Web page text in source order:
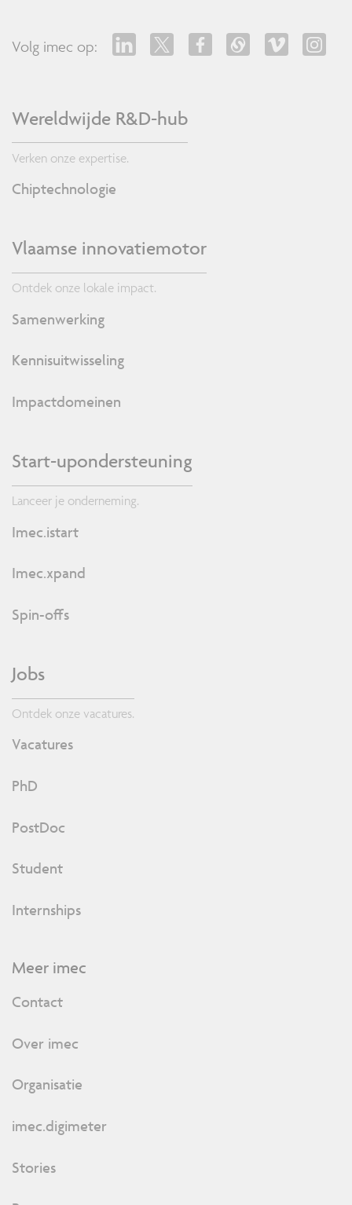
Volg imec op:
Wereldwijde R&D-hub
Verken onze expertise.
Chiptechnologie
Vlaamse innovatiemotor
Ontdek onze lokale impact.
Samenwerking
Kennisuitwisseling
Impactdomeinen
Start-upondersteuning
Lanceer je onderneming.
Imec.istart
Imec.xpand
Spin-offs
Jobs
Ontdek onze vacatures.
Vacatures
PhD
PostDoc
Student
Internships
Meer imec
Contact
Over imec
Organisatie
imec.digimeter
Stories